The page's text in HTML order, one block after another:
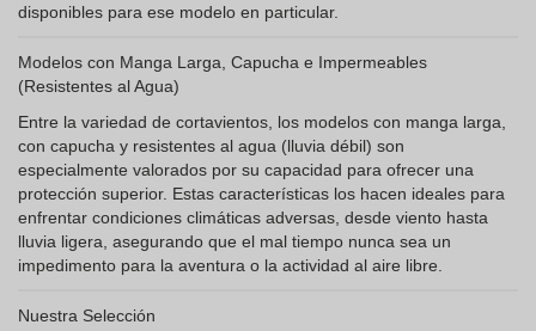
disponibles para ese modelo en particular.
Modelos con Manga Larga, Capucha e Impermeables
(Resistentes al Agua)
Entre la variedad de cortavientos, los modelos con manga larga,
con capucha y resistentes al agua (lluvia débil) son
especialmente valorados por su capacidad para ofrecer una
protección superior. Estas características los hacen ideales para
enfrentar condiciones climáticas adversas, desde viento hasta
lluvia ligera, asegurando que el mal tiempo nunca sea un
impedimento para la aventura o la actividad al aire libre.
Nuestra Selección